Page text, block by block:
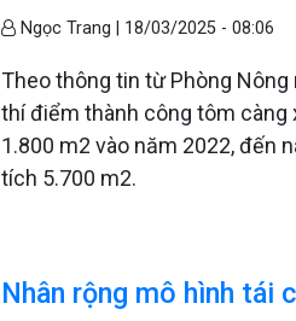
Ngọc Trang | 18/03/2025 - 08:06
Theo thông tin từ Phòng Nông
thí điểm thành công tôm càng
1.800 m2 vào năm 2022, đến
tích 5.700 m2.
Nhân rộng mô hình tái